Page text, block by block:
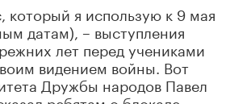
который я использую к 9 мая
датам), – выступления
лет перед учениками
видением войны. Вот
Дружбы народов Павел